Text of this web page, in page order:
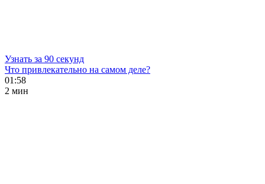
Узнать за 90 секунд
Что привлекательно на самом деле?
01:58
2 мин